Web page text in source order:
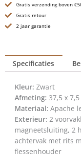
15.6
inch
-
Zwart
aantal
Gratis verzending boven
Gratis retour
2 jaar garantie
Specificaties
Kleur: Zwart
Afmeting: 37,5 x
Materiaal: Apache
Exterieur: 2
magneetsluiting, 2
achtervak met rits
flessenhouder